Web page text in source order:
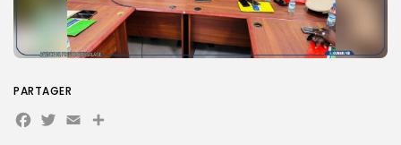
PARTAGER
Facebook
Twitter
EmailPartager